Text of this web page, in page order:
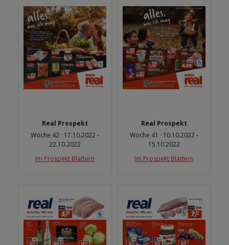
Real Prospekt
Woche 42 · 17.10.2022 -
22.10.2022
Im Prospekt Blättern
Real Prospekt
Woche 41 · 10.10.2022 -
15.10.2022
Im Prospekt Blättern